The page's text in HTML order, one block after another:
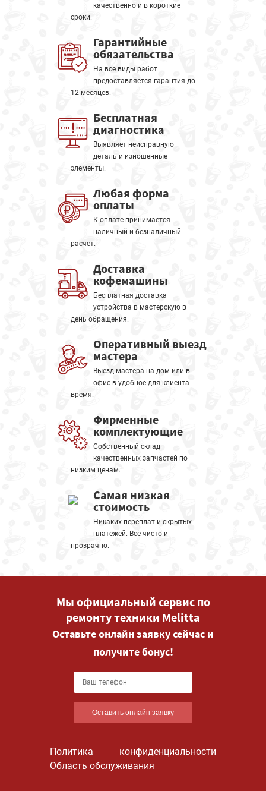
качественно и в короткие
сроки.
Гарантийные
обязательства
На все виды работ
предоставляется гарантия до
12 месяцев.
Бесплатная
диагностика
Выявляет неисправную
деталь и изношенные
элементы.
Любая форма
оплаты
К оплате принимается
наличный и безналичный
расчет.
Доставка
кофемашины
Бесплатная доставка
устройства в мастерскую в
день обращения.
Оперативный выезд
мастера
Выезд мастера на дом или в
офис в удобное для клиента
время.
Фирменные
комплектующие
Собственный склад
качественных запчастей по
низким ценам.
Самая низкая
стоимость
Никаких переплат и скрытых
платежей. Всё чисто и
прозрачно.
Мы официальный сервис по
ремонту техники Melitta
Оставьте онлайн заявку сейчас и
получите бонус!
Оставить онлайн заявку
Политика конфиденциальности
Область обслуживания